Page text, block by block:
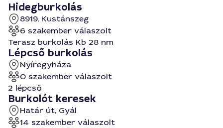
Hidegburkolás
8919, Kustánszeg
6 szakember válaszolt
Terasz burkolás Kb 28 nm
Lépcső burkolás
Nyíregyháza
0 szakember válaszolt
2 lépcső
Burkolót keresek
Határ út, Gyál
14 szakember válaszolt